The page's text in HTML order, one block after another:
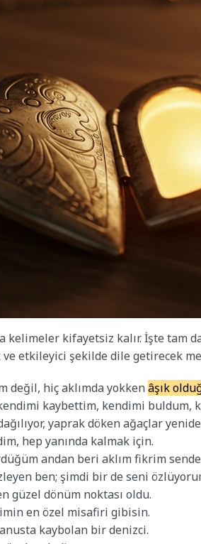
kelimeler kifayetsiz kalır. İşte
etkileyici şekilde dile getirecek
değil, hiç aklımda yokkenâşık
kaybettim, kendimi buldum,
yaprak döken ağaçlar
hep yanında kalmak için.
andan beri aklım fikrim
ben; şimdi bir de seni
güzel dönüm noktası oldu.
en özel misafiri gibisin.
kaybolan bir denizci.